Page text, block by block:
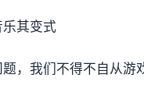
其变式
，我们不得不自从